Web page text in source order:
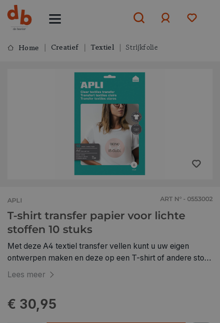
of
Home Creatief Textiel Strijkfolie
APLI ART N° - 0553002
T-shirt transfer papier voor lichte
stoffen 10 stuks
Met deze A4 textiel transfer vellen kunt u uw eigen
ontwerpen maken en deze op een T-shirt of andere stof
transfereren. Zeer eenvoudig proces, print met een
bestaat voor het beste resultaat). Ideaal voor een
Lees meer
€ 30,95